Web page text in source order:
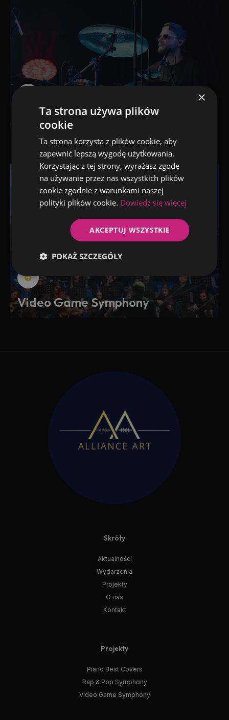
Rap & Pop Symphony
Video Game Symphony
Skróty
Aktualności
Wydarzenia
Projekty
O nas
Kontakt
Projekty
Piano Best Covers
Rap & Pop Symphony
Video Game Symphony
×
Ta strona używa plików
cookie
Ta strona korzysta z plików cookie, aby
zapewnić lepszą wygodę użytkowania.
Korzystając z tej strony, wyrażasz zgodę
na używanie przez nas wszystkich plików
cookie zgodnie z warunkami naszej
polityki plików cookie. Dowiedz się więcej
AKCEPTUJ WSZYSTKIE
POKAŻ SZCZEGÓŁY